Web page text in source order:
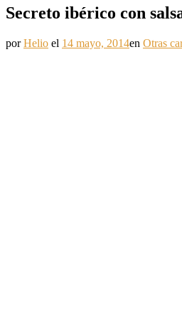
Secreto ibérico con
porHelio el 14 mayo, 2014en Otras